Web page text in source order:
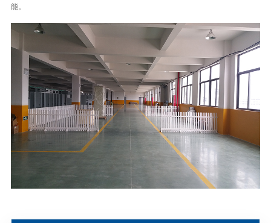
能。